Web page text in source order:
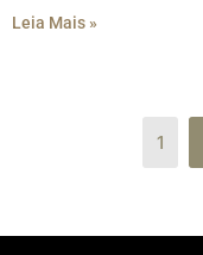
Leia Mais »
1